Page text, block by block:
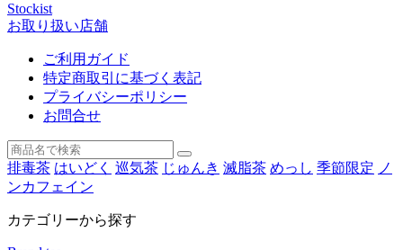
Stockist
お取り扱い店舗
ご利用ガイド
特定商取引に基づく表記
プライバシーポリシー
お問合せ
排毒茶 はいどく 巡気茶 じゅんき 滅脂茶 めっし 季節限定 ノ
ンカフェイン
カテゴリーから探す